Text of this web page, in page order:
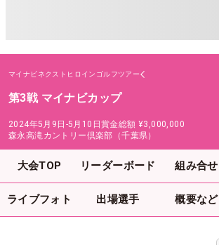
マイナビネクストヒロインゴルフツアー
第3戦 マイナビカップ
2024年5月9日-5月10日賞金総額 ¥3,000,000
森永高滝カントリー倶楽部（千葉県）
大会TOP リーダーボード 組み合せ
ライブフォト 出場選手 概要など